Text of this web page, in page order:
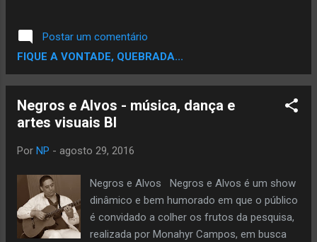
FICHA TÉCNICA DA MÚSICA: Artista: Don
King Música: O Rap é o som ...
Postar um comentário
FIQUE A VONTADE, QUEBRADA...
Negros e Alvos - música, dança e
artes visuais BI
Por NP - agosto 29, 2016
Negros e Alvos Negros e Alvos é um show
dinâmico e bem humorado em que o público
é convidado a colher os frutos da pesquisa,
realizada por Monahyr Campos, em busca